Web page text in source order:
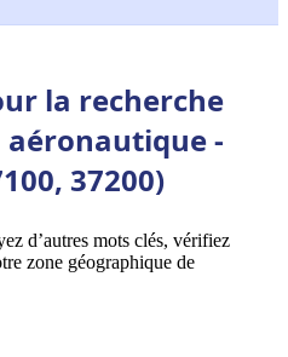
la recherche
-
37200)
d’autres mots clés, vérifiez
zone géographique de